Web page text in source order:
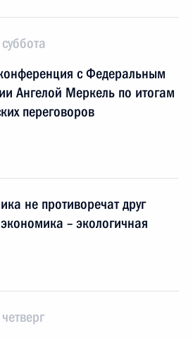
с Федеральным
Ангелой Меркель по итогам
переговоров
не противоречат друг
– экологичная